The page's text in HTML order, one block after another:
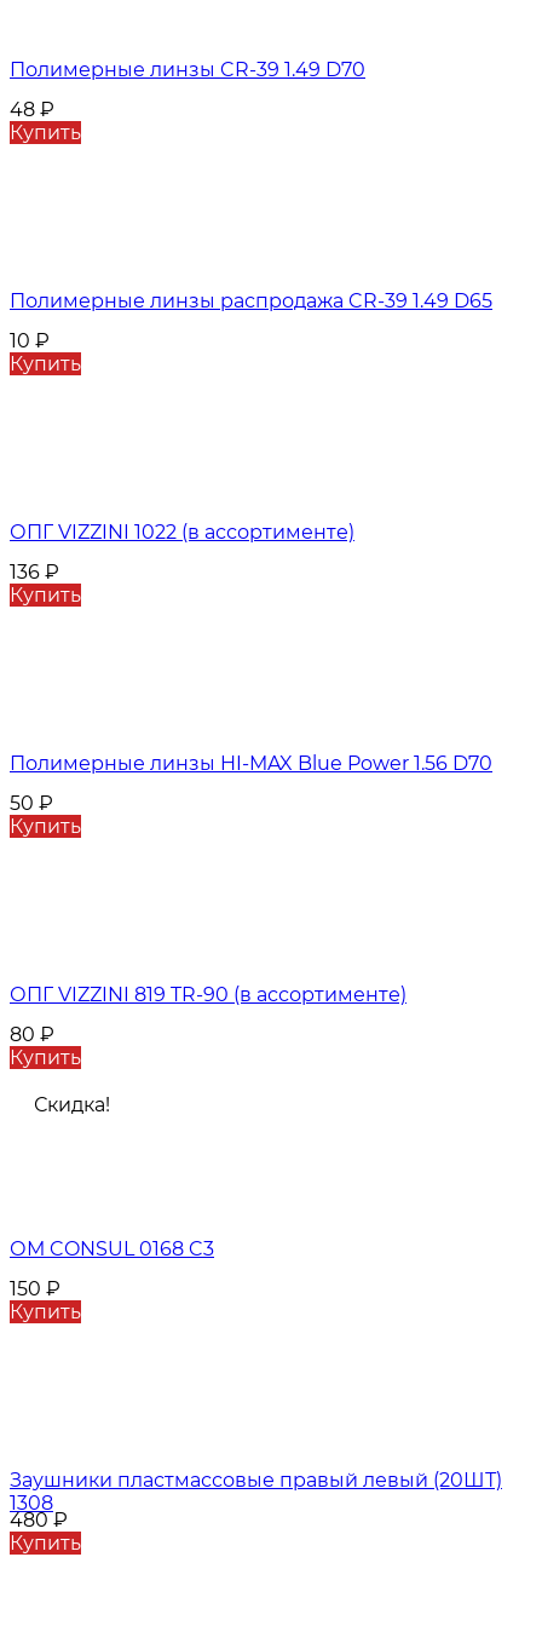
Полимерные линзы CR-39 1.49 D70
48 ₽
Купить
Полимерные линзы распродажа CR-39 1.49 D65
10 ₽
Купить
ОПГ VIZZINI 1022 (в ассортименте)
136 ₽
Купить
Полимерные линзы HI-MAX Blue Power 1.56 D70
50 ₽
Купить
ОПГ VIZZINI 819 TR-90 (в ассортименте)
80 ₽
Купить
Скидка!
ОМ CONSUL 0168 C3
150 ₽
Купить
Заушники пластмассовые правый левый (20ШТ)
1308
480₽
Купить